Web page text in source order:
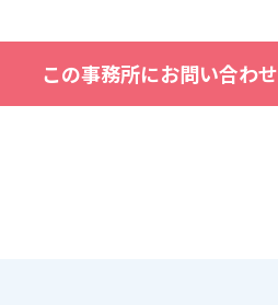
この事務所にお問い合わせ